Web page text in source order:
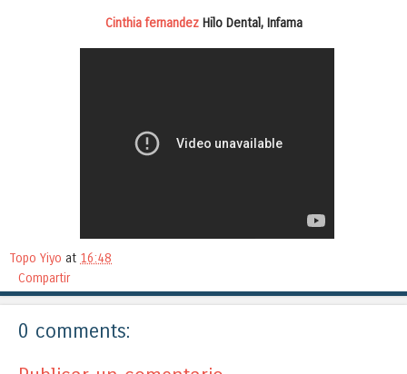
Cinthia fernandezHilo Dental, Infama
Topo Yiyo at 16:48
Compartir
0 comments: